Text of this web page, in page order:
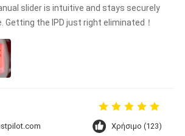
slider is intuitive and stays securely
Getting the IPD just right eliminated！
Χρήσιμο (123)